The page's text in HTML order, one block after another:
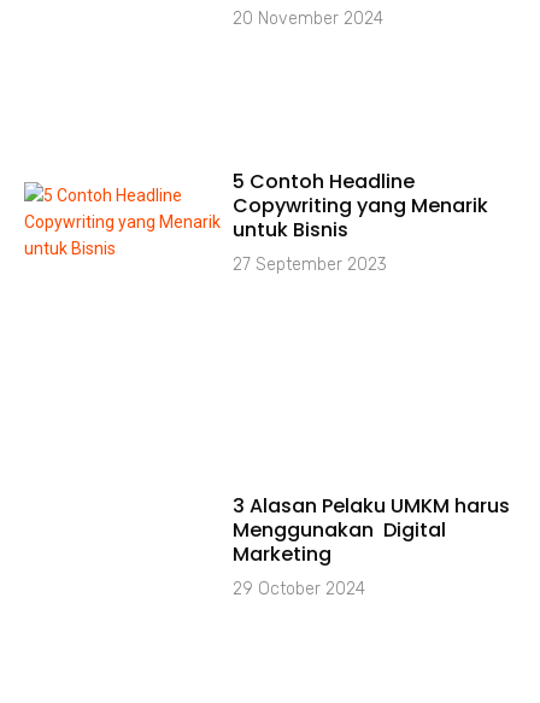
20 November 2024
5 Contoh Headline
Copywriting yang Menarik
untuk Bisnis
27 September 2023
3 Alasan Pelaku UMKM harus
Menggunakan Digital
Marketing
29 October 2024